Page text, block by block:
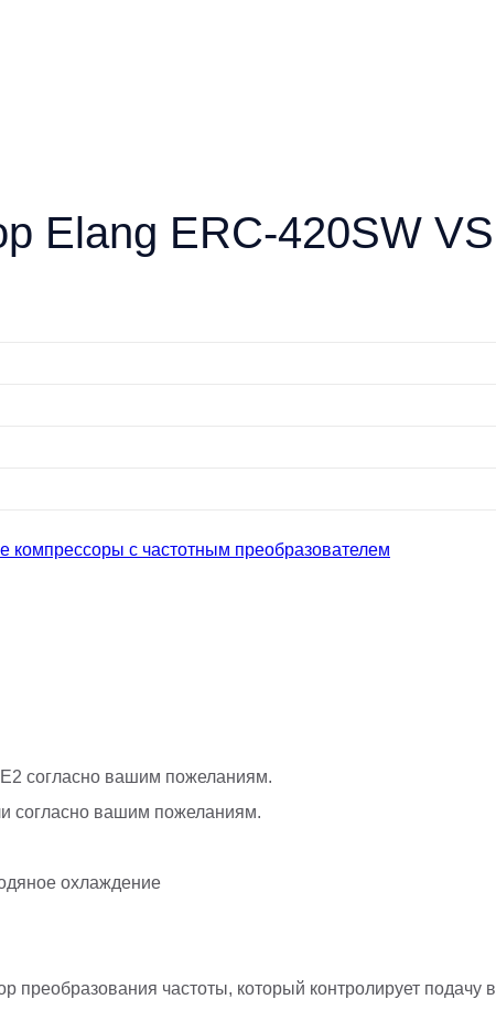
Elang ERC-420SW
компрессоры с частотным преобразователем
согласно вашим пожеланиям.
согласно вашим пожеланиям.
охлаждение
преобразования частоты, который контролирует подачу